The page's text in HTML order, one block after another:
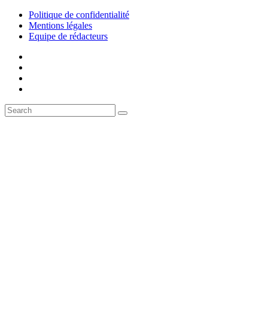
Politique de confidentialité
Mentions légales
Equipe de rédacteurs